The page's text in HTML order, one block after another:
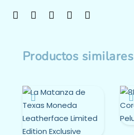
Productos similares